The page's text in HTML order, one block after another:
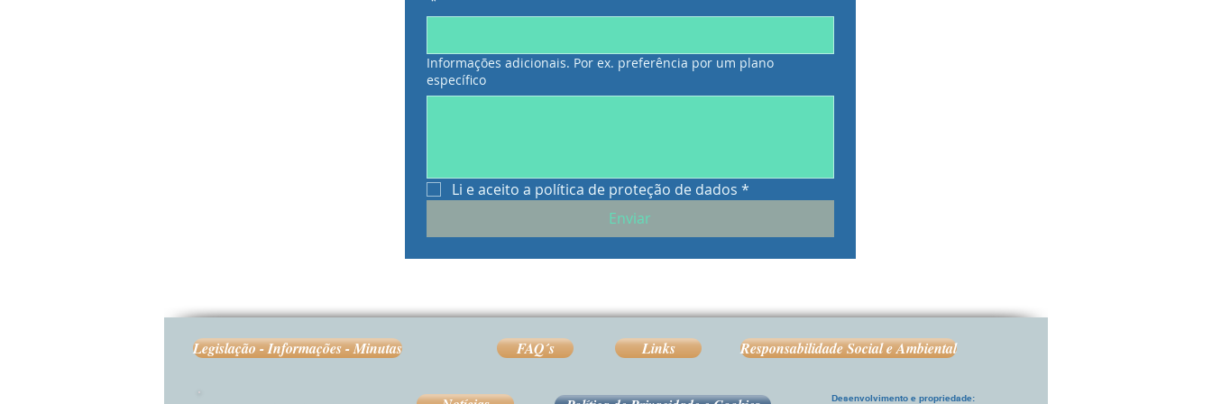
Informações adicionais. Por ex. preferência por um plano
específico
Li e aceito a política de proteção de dados *
Enviar
Legislação - Informações - Minutas FAQ´s Links Responsabilidade Social e Ambiental
Desenvolvimento e propriedade: